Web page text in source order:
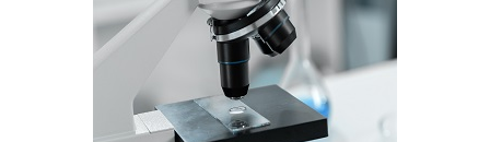
防霉检测
消毒产品备案